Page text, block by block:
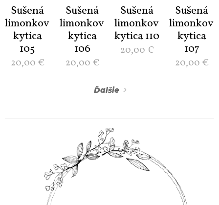
Sušená
limonková
kytica
105
20,00 €
Sušená
limonková
kytica
106
20,00 €
Sušená
limonková
kytica 110
20,00 €
Sušená
limonková
kytica
107
20,00 €
Ďalšie